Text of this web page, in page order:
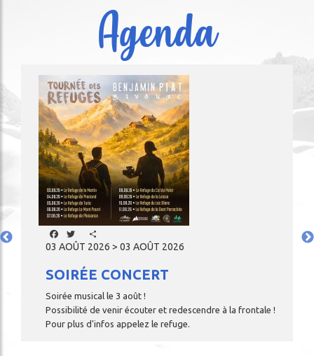
Agenda
Image
Facebook
Twitter
03 AOÛT 2026 > 03 AOÛT 2026
SOIRÉE CONCERT
Soirée musical le 3 août !
Possibilité de venir écouter et redescendre à la frontale !
Pour plus d'infos appelez le refuge.